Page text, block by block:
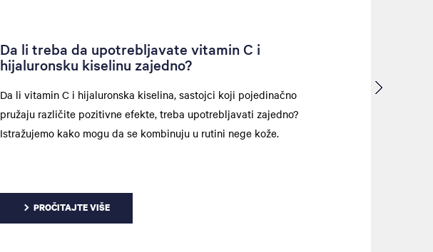
Da li treba da upotrebljavate vitamin C i
hijaluronsku kiselinu zajedno?
Da li vitamin C i hijaluronska kiselina, sastojci koji pojedinačno
pružaju različite pozitivne efekte, treba upotrebljavati zajedno?
Istražujemo kako mogu da se kombinuju u rutini nege kože.
PROČITAJTE VIŠE